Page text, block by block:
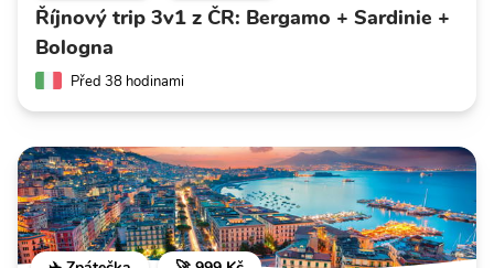
Říjnový trip 3v1 z ČR: Bergamo + Sardinie +
Bologna
Před 38 hodinami